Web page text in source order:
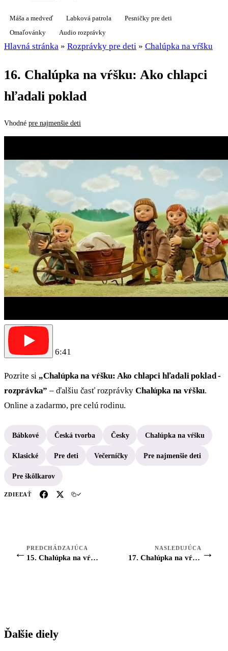
Máša a medveď Labková patrola
Pesničky pre deti
Omaľovánky
Audio rozprávky
Hlavná stránka » Rozprávky pre deti » Chalúpka na vŕšku
16. Chalúpka na vŕšku: Ako chlapci
hľadali poklad
Vhodné pre najmenšie deti
6:41
Pozrite si „Chalúpka na vŕšku: Ako chlapci hľadali poklad -
rozprávka” – ďalšiu časť rozprávkyChalúpka na vŕšku.
Online a zadarmo, pre celú rodinu.
Bábkové Česká tvorba Česky Chalúpka na vŕšku
Klasické Pre deti Večerníčky Pre najmenšie deti
Pre škôlkarov
ZDIEĽAŤ
← PREDCHÁDZAJÚCA
15. Chalúpka na vŕšku: Ako sa lodičky z kôry potopili
NASLEDUJÚCA
17. Chalúpka na vŕšku: Ako to bývalo počas žatvy →
Ďalšie diely